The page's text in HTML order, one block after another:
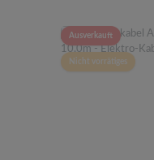
Ausverkauft
Nicht vorrätiges